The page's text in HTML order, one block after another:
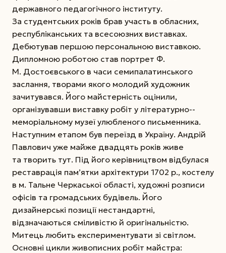
державного педа­го­гіч­ного інституту.
За студентських років брав участь в обласних,
республіканських та всесоюзних виставках.
Дебютував першою персональною виставкою.
Дипломною роботою став портрет Ф.
М. Достоєвського в часи семипалатинського
заслання, творами якого молодий художник
зачитувався. Його майстерність оцінили,
організувавши виставку робіт у літературно-­
меморіальному музеї улюбленого письменника.
Наступним етапом був переїзд в Україну. Андрій
Павлович уже майже двадцять років живе
та творить тут. Під його керівництвом відбулася
реставрація пам’ятки архітектури 1702 р., костелу
в м. Тальне Черкаської області, художні розписи
офісів та громадських будівель. Його
дизайнерські позиції нестандартні,
відзначаються сміливістю й оригінальністю.
Митець любить експериментувати зі світлом.
Основні цикли живописних робіт майстра: